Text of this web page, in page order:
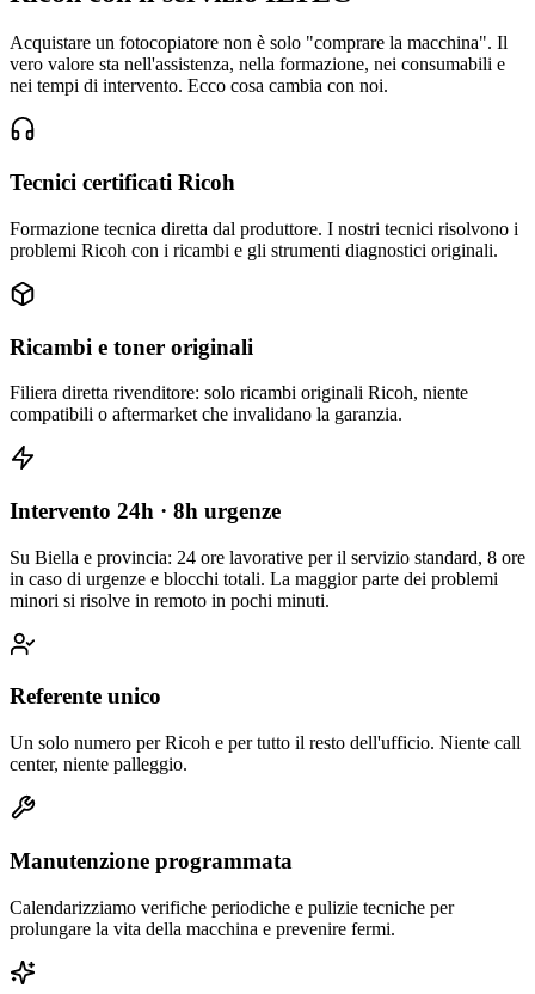
Acquistare un fotocopiatore non è solo "comprare la macchina". Il
vero valore sta nell'assistenza, nella formazione, nei consumabili e
nei tempi di intervento. Ecco cosa cambia con noi.
Tecnici certificati Ricoh
Formazione tecnica diretta dal produttore. I nostri tecnici risolvono i
problemi Ricoh con i ricambi e gli strumenti diagnostici originali.
Ricambi e toner originali
Filiera diretta rivenditore: solo ricambi originali Ricoh, niente
compatibili o aftermarket che invalidano la garanzia.
Intervento 24h · 8h urgenze
Su Biella e provincia: 24 ore lavorative per il servizio standard, 8 ore
in caso di urgenze e blocchi totali. La maggior parte dei problemi
minori si risolve in remoto in pochi minuti.
Referente unico
Un solo numero per Ricoh e per tutto il resto dell'ufficio. Niente call
center, niente palleggio.
Manutenzione programmata
Calendarizziamo verifiche periodiche e pulizie tecniche per
prolungare la vita della macchina e prevenire fermi.